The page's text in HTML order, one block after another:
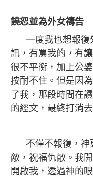
饒恕並為外女禱告
一度我也想報復
訊，有罵我的，有
很不平衡，加上公
按耐不住。但是因
了我，那段時間在
的經文，最終打消
不僅不報復，神
敵，祝福仇敵。我
開啟我，透過神的